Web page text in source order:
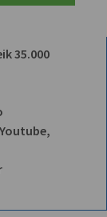
35.000